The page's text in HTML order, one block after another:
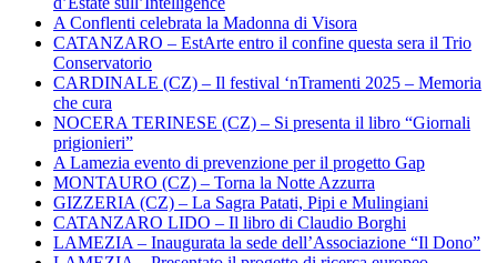
A Conflenti celebrata la Madonna di Visora
CATANZARO – EstArte entro il confine questa sera il Trio
Conservatorio
CARDINALE (CZ) – Il festival ‘nTramenti 2025 – Memoria
che cura
NOCERA TERINESE (CZ) – Si presenta il libro “Giornali
prigionieri”
A Lamezia evento di prevenzione per il progetto Gap
MONTAURO (CZ) – Torna la Notte Azzurra
GIZZERIA (CZ) – La Sagra Patati, Pipi e Mulingiani
CATANZARO LIDO – Il libro di Claudio Borghi
LAMEZIA – Inaugurata la sede dell’Associazione “Il Dono”